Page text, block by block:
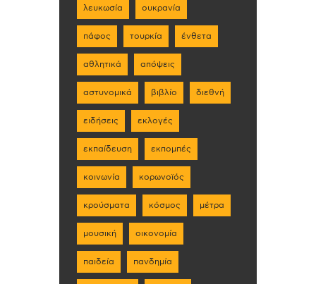
λευκωσία ουκρανία
πάφος τουρκία ένθετα
αθλητικά απόψεις
αστυνομικά βιβλίο διεθνή
ειδήσεις εκλογές
εκπαίδευση εκπομπές
κοινωνία κορωνοϊός
κρούσματα κόσμος μέτρα
μουσική οικονομία
παιδεία πανδημία